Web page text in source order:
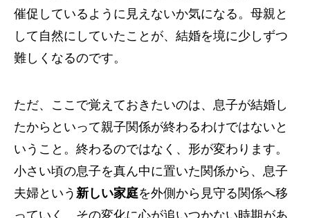
催促しているように見えないか気になる。母親と
して自然にしていたことが、結婚を境に少しずつ
難しくなるのです。
ただ、ここで覚えておきたいのは、息子が結婚し
たからといって親子関係が終わるわけではないと
いうこと。終わるのではなく、形が変わります。
小さい頃の息子を真ん中に置いた関係から、息子
夫婦という 新しい家庭を外側から見守る関係へ移
っていく。その変化に心が追いつかない時期があ